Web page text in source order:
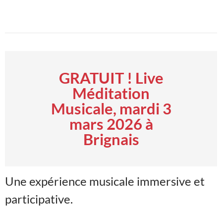
GRATUIT ! Live
Méditation
Musicale, mardi 3
mars 2026 à
Brignais
Une expérience musicale immersive et
participative.